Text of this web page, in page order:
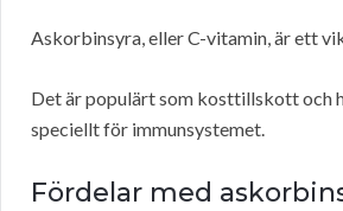
Askorbinsyra, eller C-vitamin, är ett
Det är populärt som kosttillskott och
speciellt för immunsystemet.
Fördelar med